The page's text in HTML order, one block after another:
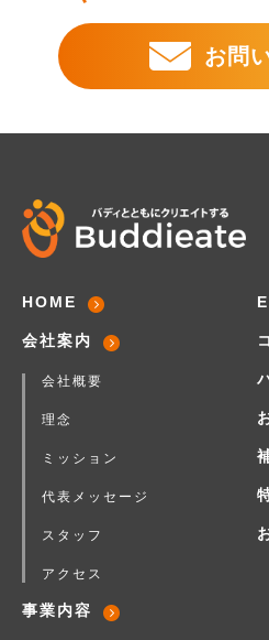
お問
HOME
会社案内
会社概要
理念
ミッション
代表メッセージ
スタッフ
アクセス
事業内容